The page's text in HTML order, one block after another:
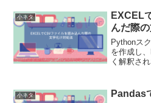
小ネタ
EXCEL
んだ際
Pythonス
を作成し
く解釈さ
小ネタ Pandas